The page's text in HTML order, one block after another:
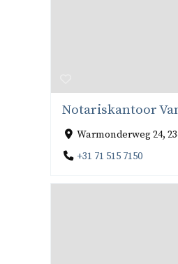
Notariskantoor
Warmonderweg 24,
+31 71 515 7150